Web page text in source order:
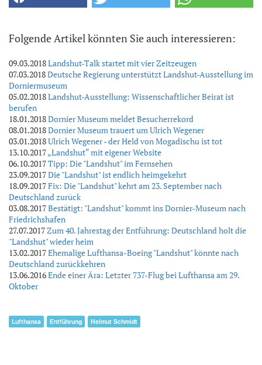
Folgende Artikel könnten Sie auch interessieren:
09.03.2018Landshut-Talk startet mit vier Zeitzeugen
07.03.2018Deutsche Regierung unterstützt Landshut-Ausstellung im
Dorniermuseum
05.02.2018Landshut-Ausstellung: Wissenschaftlicher Beirat ist
berufen
18.01.2018Dornier Museum meldet Besucherrekord
08.01.2018Dornier Museum trauert um Ulrich Wegener
03.01.2018Ulrich Wegener - der Held von Mogadischu ist tot
13.10.2017„Landshut“ mit eigener Website
06.10.2017Tipp: Die "Landshut" im Fernsehen
23.09.2017Die "Landshut" ist endlich heimgekehrt
18.09.2017Fix: Die "Landshut" kehrt am 23. September nach
Deutschland zurück
03.08.2017Bestätigt: "Landshut" kommt ins Dornier-Museum nach
Friedrichshafen
27.07.2017Zum 40. Jahrestag der Entführung: Deutschland holt die
"Landshut" wieder heim
13.02.2017Ehemalige Lufthansa-Boeing "Landshut" könnte nach
Deutschland zurückkehren
13.06.2016Ende einer Ära: Letzter 737-Flug bei Lufthansa am 29.
Oktober
Lufthansa Entführung Helmut Schmidt